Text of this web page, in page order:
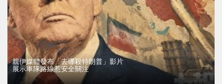
親伊媒體發布「去哪殺特朗普」影片
展示車隊路線惹安全關注